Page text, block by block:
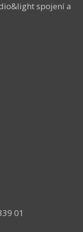
spojení a
01